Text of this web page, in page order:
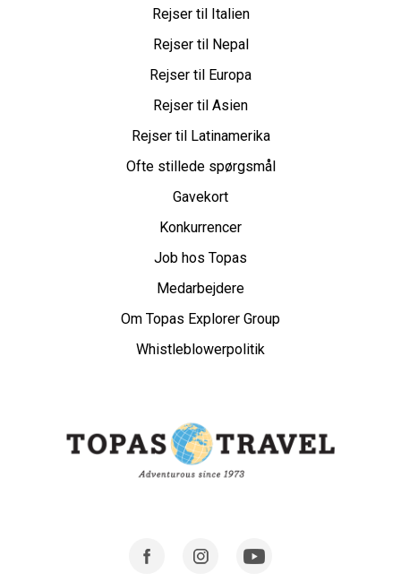
Rejser til Italien
Rejser til Nepal
Rejser til Europa
Rejser til Asien
Rejser til Latinamerika
Ofte stillede spørgsmål
Gavekort
Konkurrencer
Job hos Topas
Medarbejdere
Om Topas Explorer Group
Whistleblowerpolitik
Facebook Instagram